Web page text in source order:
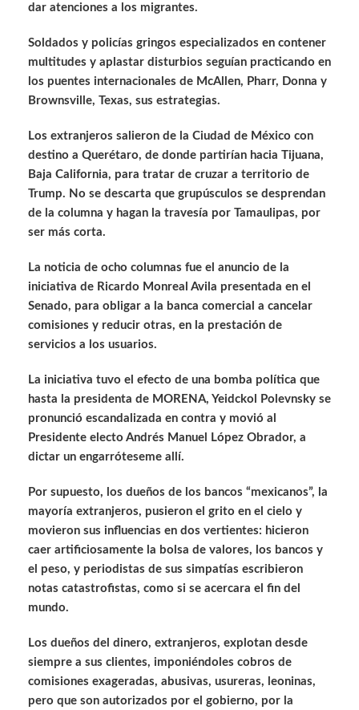
dar atenciones a los migrantes.
Soldados y policías gringos especializados en contener
multitudes y aplastar disturbios seguían practicando en
los puentes internacionales de McAllen, Pharr, Donna y
Brownsville, Texas, sus estrategias.
Los extranjeros salieron de la Ciudad de México con
destino a Querétaro, de donde partirían hacia Tijuana,
Baja California, para tratar de cruzar a territorio de
Trump. No se descarta que grupúsculos se desprendan
de la columna y hagan la travesía por Tamaulipas, por
ser más corta.
La noticia de ocho columnas fue el anuncio de la
iniciativa de Ricardo Monreal Avila presentada en el
Senado, para obligar a la banca comercial a cancelar
comisiones y reducir otras, en la prestación de
servicios a los usuarios.
La iniciativa tuvo el efecto de una bomba política que
hasta la presidenta de MORENA, Yeidckol Polevnsky se
pronunció escandalizada en contra y movió al
Presidente electo Andrés Manuel López Obrador, a
dictar un engarróteseme allí.
Por supuesto, los dueños de los bancos “mexicanos”, la
mayoría extranjeros, pusieron el grito en el cielo y
movieron sus influencias en dos vertientes: hicieron
caer artificiosamente la bolsa de valores, los bancos y
el peso, y periodistas de sus simpatías escribieron
notas catastrofistas, como si se acercara el fin del
mundo.
Los dueños del dinero, extranjeros, explotan desde
siempre a sus clientes, imponiéndoles cobros de
comisiones exageradas, abusivas, usureras, leoninas,
pero que son autorizados por el gobierno, por la